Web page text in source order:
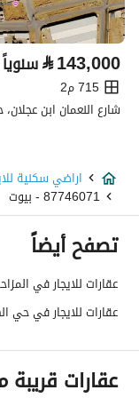
تفاصيل العقار
نوع الإعلان
استخدام العقار
السعر
المساحة
خدمات العقار
لا يوجد خدمات
⃁143,000 سنوياً
715 م2
اراضي سكنية
87746071 - بيوت
تصفح أيضاً
عقارات للايجار في
عقارات للايجار في حي
عقارات